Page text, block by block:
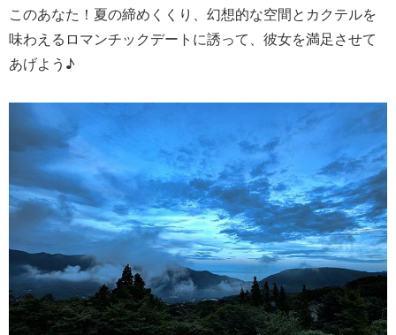
このあなた！夏の締めくくり、幻想的な空間とカクテルを
味わえるロマンチックデートに誘って、彼女を満足させて
あげよう♪